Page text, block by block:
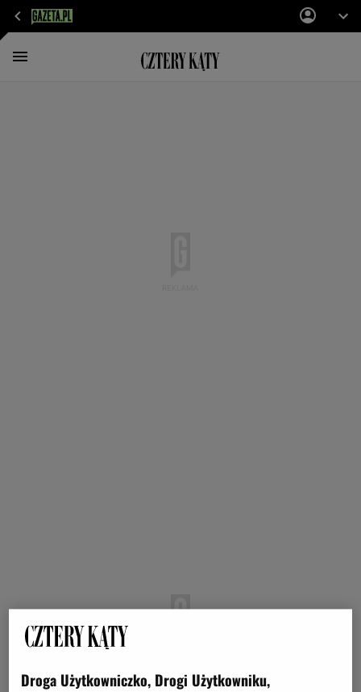
Droga Użytkowniczko, Drogi Użytkowniku,